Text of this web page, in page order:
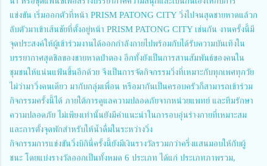
แข่งขัน เริ่มออกตัวที่หน้า PRISM PATONG CITY วิ่งไปจนสุดชายหาดแล้วก
ลับตัวมาเข้าเส้นชัยที่ตั้งอยู่หน้า PRISM PATONG CITY เช่นกัน งานครั้งนี้มี
จุดประสงค์ให้ผู้เข้าร่วมงานได้ออกกำลังกายไปพร้อมกับได้รับความบันเทิงใน
บรรยากาศสุดชิลของชายหาดป่าตอง อีกทั้งยังเป็นการสานสัมพันธ์ของคนใน
ชุมชนให้แน่นแฟ้นขึ้นอีกด้วย จึงเป็นการจัดกิจกรรมวิ่งที่เหมาะกับทุกเพศทุกวัย
ไม่ว่ามาวิ่งคนเดียว มากับกลุ่มเพื่อน หรือมากันเป็นครอบครัวก็สามารถเข้าร่วม
กิจกรรมครั้งนี้ได้ ภายใต้การดูแลความปลอดภัยจากหน่วยแพทย์ และทีมรักษา
ความปลอดภัย ไม่เพียงเท่านั้นยังมีคำแนะนำในการอบอุ่นร่างกายที่เหมาะสม
และการตั้งจุดพักสำหรับให้น้ำดื่มในระหว่างวิ่ง
กิจกรรมการแข่งขันวิ่งบิกินี่ครั้งนี้ยังมีเงินรางวัลรวมกว่าครึ่งแสนมอบให้กับผู้
ชนะ โดยแบ่งรางวัลออกเป็นทั้งหมด 6 ประเภท ได้แก่ ประเภทภาพรวม,